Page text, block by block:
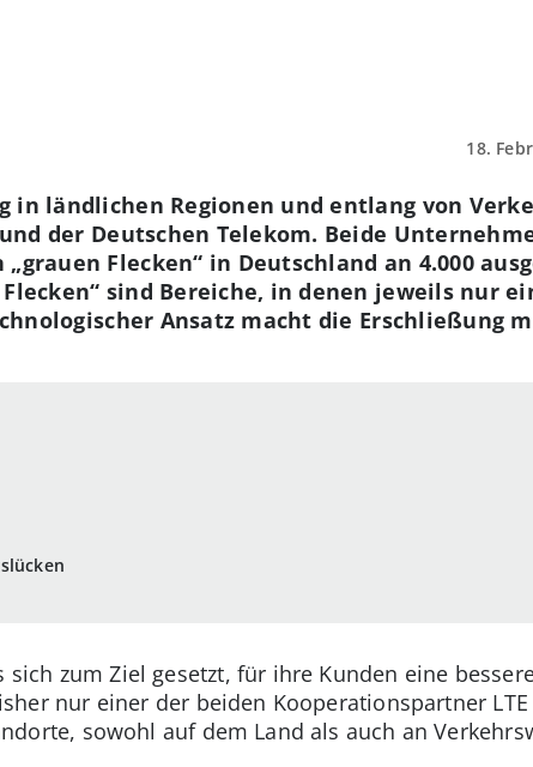
18.
in ländlichen Regionen und entlang von
der Deutschen Telekom. Beide
Flecken“ in Deutschland an 4.000
sind Bereiche, in denen jeweils nur
Ansatz macht die Erschließung
zum Ziel gesetzt, für ihre Kunden eine
nur einer der beiden Kooperationspartner
sowohl auf dem Land als auch an